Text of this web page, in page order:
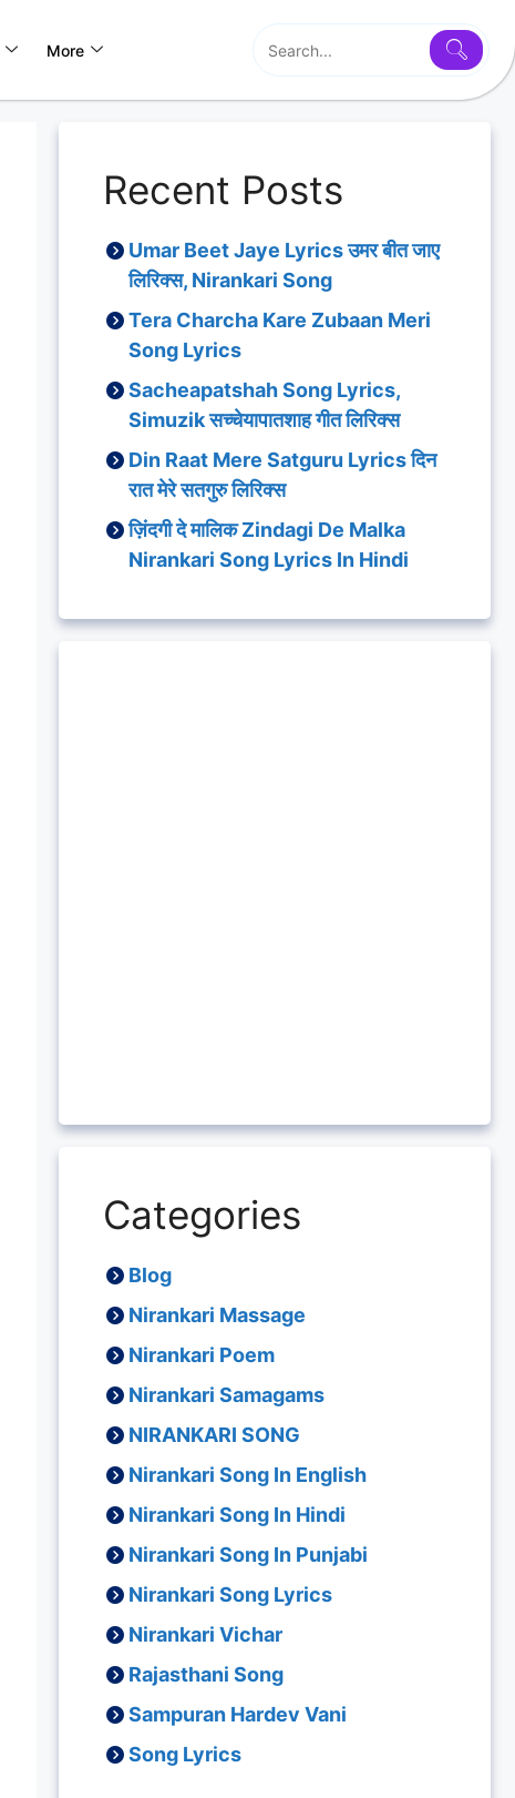
More
Recent Posts
Umar Beet Jaye Lyrics उमर बीत जाए
लिरिक्स, Nirankari Song
Tera Charcha Kare Zubaan Meri
Song Lyrics
Sacheapatshah Song Lyrics,
Simuzik सच्चेयापातशाह गीत लिरिक्स
Din Raat Mere Satguru Lyrics दिन
रात मेरे सतगुरु लिरिक्स
ज़िंदगी दे मालिक Zindagi De Malka
Nirankari Song Lyrics In Hindi
Categories
Blog
Nirankari Massage
Nirankari Poem
Nirankari Samagams
NIRANKARI SONG
Nirankari Song In English
Nirankari Song In Hindi
Nirankari Song In Punjabi
Nirankari Song Lyrics
Nirankari Vichar
Rajasthani Song
Sampuran Hardev Vani
Song Lyrics